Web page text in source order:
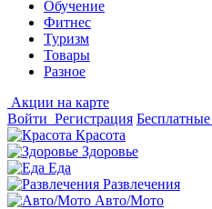
Обучение
Фитнес
Туризм
Товары
Разное
Акции на карте
Войти Регистрация
Красота
Здоровье
Еда
Развлечения
Авто/Мото